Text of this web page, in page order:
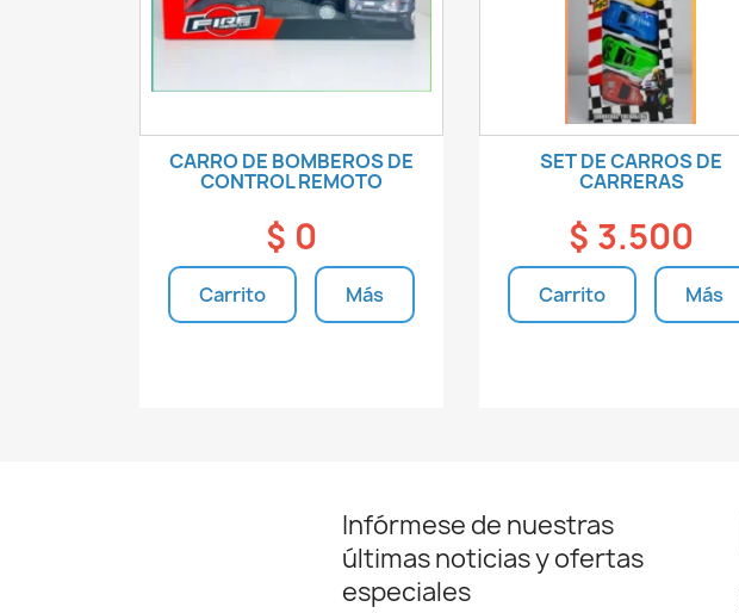
CARRO DE BOMBEROS DE
CONTROL REMOTO
$ 0
Carrito Más
SET DE CARROS DE
CARRERAS
$ 3.500
Carrito Más
Infórmese de nuestras
últimas noticias y ofertas
especiales